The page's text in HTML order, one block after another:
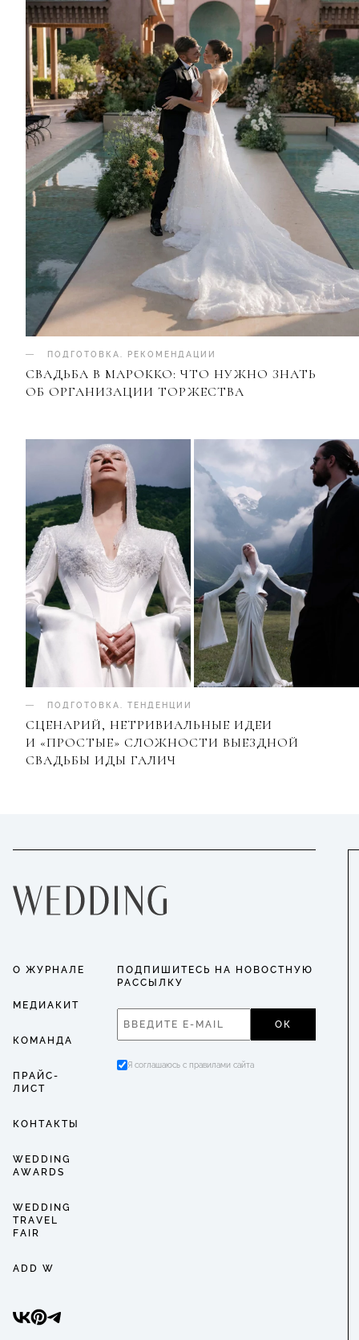
ПОДГОТОВКА РЕКОМЕНДАЦИИ
СВАДЬБА В МАРОККО: ЧТО НУЖНО ЗНАТЬ
ОБ ОРГАНИЗАЦИИ ТОРЖЕСТВА
ПОДГОТОВКА ТЕНДЕНЦИИ
СЦЕНАРИЙ, НЕТРИВИАЛЬНЫЕ ИДЕИ
И «ПРОСТЫЕ» СЛОЖНОСТИ ВЫЕЗДНОЙ
СВАДЬБЫ ИДЫ ГАЛИЧ
О ЖУРНАЛЕ
МЕДИАКИТ
КОМАНДА
ПРАЙС-
ЛИСТ
КОНТАКТЫ
WEDDING
AWARDS
WEDDING
TRAVEL
FAIR
ADD W
ПОДПИШИТЕСЬ НА НОВОСТНУЮ
РАССЫЛКУ
ОК
Я соглашаюсь с правилами сайта